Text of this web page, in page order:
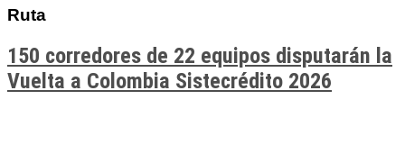
Ruta
150 corredores de 22 equipos disputarán la
Vuelta a Colombia Sistecrédito 2026